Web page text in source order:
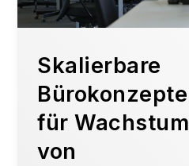
Skalierbare
Bürokonzepte
für Wachstum
von